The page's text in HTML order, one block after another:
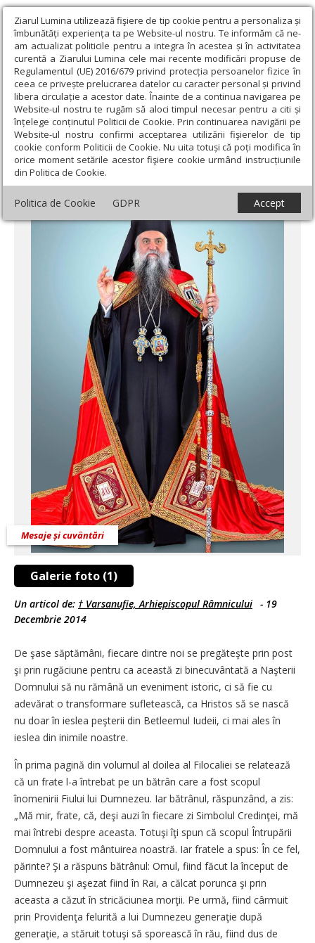
Ziarul Lumina utilizează fişiere de tip cookie pentru a personaliza și
îmbunătăți experiența ta pe Website-ul nostru. Te informăm că ne-
am actualizat politicile pentru a integra în acestea și în activitatea
curentă a Ziarului Lumina cele mai recente modificări propuse de
Regulamentul (UE) 2016/679 privind protecția persoanelor fizice în
ceea ce privește prelucrarea datelor cu caracter personal și privind
libera circulație a acestor date. Înainte de a continua navigarea pe
Website-ul nostru te rugăm să aloci timpul necesar pentru a citi și
înțelege conținutul Politicii de Cookie. Prin continuarea navigării pe
Website-ul nostru confirmi acceptarea utilizării fişierelor de tip
cookie conform Politicii de Cookie. Nu uita totuși că poți modifica în
orice moment setările acestor fişiere cookie urmând instrucțiunile
din Politica de Cookie.
Politica de Cookie GDPR Accept
Ziarul Lumina › Actualitate religioasă › Mesaje și cuvântări ›
Slavă întru cei de sus lui Dumnezeu şi pe pământ pace!
Slavă întru cei de sus lui Dumnezeu şi pe
pământ pace!
Galerie foto (1)
Mesaje și cuvântări
Un articol de: † Varsanufie, Arhiepiscopul Râmnicului - 19
Decembrie 2014
De şase săptămâni, fiecare dintre noi se pregăteşte prin post
şi prin rugăciune pentru ca această zi binecuvântată a Naşterii
Domnului să nu rămână un eveniment istoric, ci să fie cu
adevărat o transformare sufletească, ca Hristos să se nască
nu doar în ieslea peşterii din Betleemul Iudeii, ci mai ales în
ieslea din inimile noastre.
În prima pagină din volumul al doilea al Filocaliei se relatează
că un frate l-a întrebat pe un bătrân care a fost scopul
înomenirii Fiului lui Dumnezeu. Iar bătrânul, răspunzând, a zis:
„Mă mir, frate, că, deşi auzi în fiecare zi Simbolul Credinţei, mă
mai întrebi despre aceasta. Totuşi îţi spun că scopul Întrupării
Domnului a fost mântuirea noastră. Iar fratele a spus: În ce fel,
părinte? Şi a răspuns bătrânul: Omul, fiind făcut la început de
Dumnezeu şi aşezat fiind în Rai, a călcat porunca şi prin
aceasta a căzut în stricăciunea morţii. Pe urmă, fiind cârmuit
prin Providenţa felurită a lui Dumnezeu generaţie după
generaţie, a stăruit totuşi să sporească în rău, fiind dus de